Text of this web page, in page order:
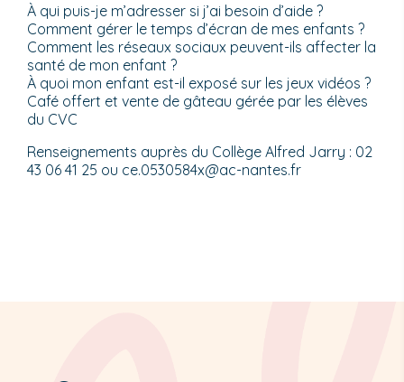
À qui puis-je m’adresser si j’ai besoin d’aide ?
Comment gérer le temps d’écran de mes enfants ?
Comment les réseaux sociaux peuvent-ils affecter la
santé de mon enfant ?
À quoi mon enfant est-il exposé sur les jeux vidéos ?
Café offert et vente de gâteau gérée par les élèves
du CVC
Renseignements auprès du Collège Alfred Jarry : 02
43 06 41 25 ou ce.0530584x@ac-nantes.fr